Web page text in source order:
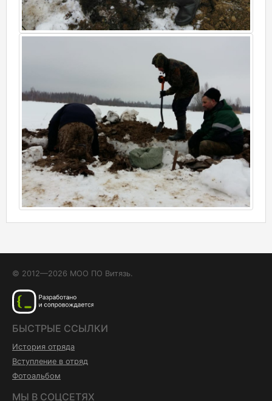
© 2012—2026 МОО ПО Витязь.
БЫСТРЫЕ ССЫЛКИ
История отряда
Вступление в отряд
Фотоальбом
МЫ В СОЦСЕТЯХ